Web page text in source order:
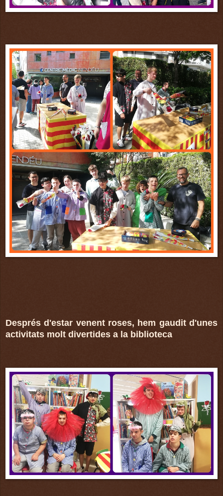
Després d'estar venent roses, hem gaudit d'unes
activitats molt divertides a la biblioteca